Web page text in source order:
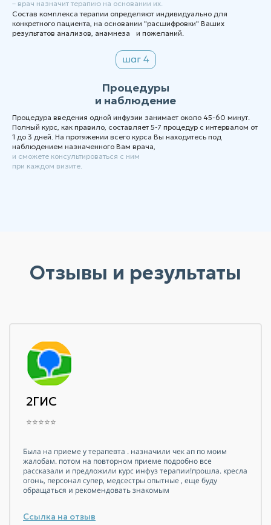
– врач назначит терапию на основании их.
Состав комплекса терапии определяют индивидуально для
конкретного пациента, на основании "расшифровки" Ваших
результатов анализов, анамнеза и пожеланий.
Процедуры
и наблюдение
Процедура введения одной инфузии занимает около 45-60 минут.
Полный курс, как правило, составляет 5-7 процедур с интервалом от
1 до 3 дней. На протяжении всего курса Вы находитесь под
наблюдением назначенного Вам врача,
и сможете консультироваться с ним
при каждом визите.
Отзывы и результаты
2ГИС
⭐⭐⭐⭐⭐
Была на приеме у терапевта . назначили чек ап по моим
жалобам. потом на повторном приеме подробно все
рассказали и предложили курс инфуз терапии!прошла. кресла
огонь, персонал супер, медсестры опытные , еще буду
обращаться и рекомендовать знакомым
Ссылка на отзыв